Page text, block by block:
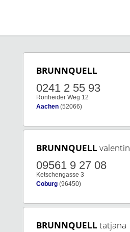
BRUNNQUELL
0241 2 55 93
Ronheider Weg 12
Aachen (52066)
BRUNNQUELL valentin
09561 9 27 08
Ketschengasse 3
Coburg (96450)
BRUNNQUELL tatjana